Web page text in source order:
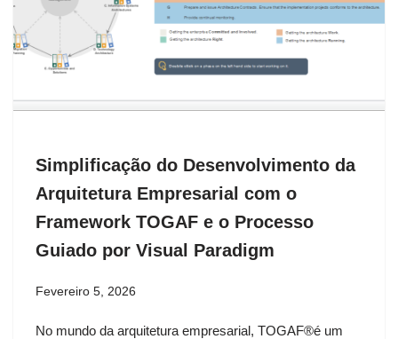
Simplificação do Desenvolvimento da
Arquitetura Empresarial com o
Framework TOGAF e o Processo
Guiado por Visual Paradigm
Fevereiro 5, 2026
No mundo da arquitetura empresarial, TOGAF®é um